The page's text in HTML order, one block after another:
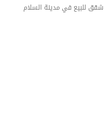
شقق للبيع في مدينة السلام